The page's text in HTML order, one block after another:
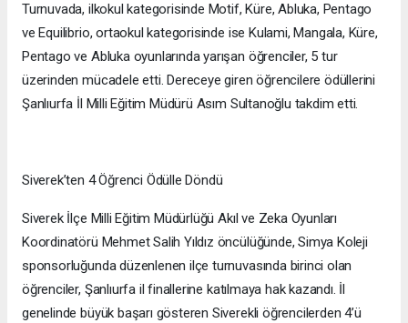
Turnuvada, ilkokul kategorisinde Motif, Küre, Abluka, Pentago
ve Equilibrio, ortaokul kategorisinde ise Kulami, Mangala, Küre,
Pentago ve Abluka oyunlarında yarışan öğrenciler, 5 tur
üzerinden mücadele etti. Dereceye giren öğrencilere ödüllerini
Şanlıurfa İl Milli Eğitim Müdürü Asım Sultanoğlu takdim etti.
Siverek’ten 4 Öğrenci Ödülle Döndü
Siverek İlçe Milli Eğitim Müdürlüğü Akıl ve Zeka Oyunları
Koordinatörü Mehmet Salih Yıldız öncülüğünde, Simya Koleji
sponsorluğunda düzenlenen ilçe turnuvasında birinci olan
öğrenciler, Şanlıurfa il finallerine katılmaya hak kazandı. İl
genelinde büyük başarı gösteren Siverekli öğrencilerden 4’ü